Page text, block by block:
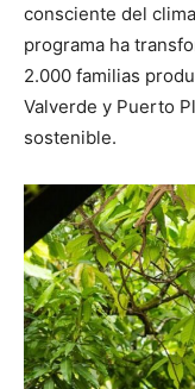
consciente del
programa ha
2.000 familias
Valverde y Puerto
sostenible.